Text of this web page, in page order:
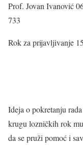
Prof. Jovan Ivanović
733
Rok za prijavljivanje
Ideja o pokretanju
krugu lozničkih rok
da se pruži pomoć i